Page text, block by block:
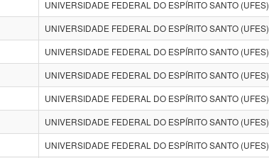
UNIVERSIDADE FEDERAL DO ESPÍRITO SANTO (UFES)
UNIVERSIDADE FEDERAL DO ESPÍRITO SANTO (UFES)
UNIVERSIDADE FEDERAL DO ESPÍRITO SANTO (UFES)
UNIVERSIDADE FEDERAL DO ESPÍRITO SANTO (UFES)
UNIVERSIDADE FEDERAL DO ESPÍRITO SANTO (UFES)
UNIVERSIDADE FEDERAL DO ESPÍRITO SANTO (UFES)
UNIVERSIDADE FEDERAL DO ESPÍRITO SANTO (UFES)